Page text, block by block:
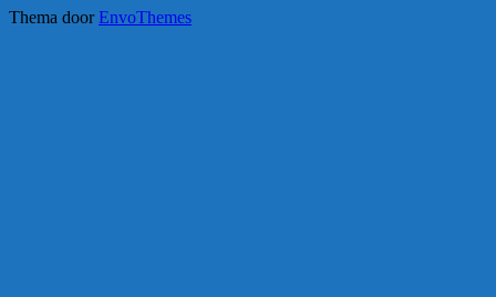
Thema doorEnvoThemes